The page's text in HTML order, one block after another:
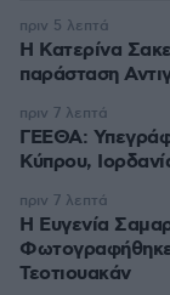
Η Κατερίνα
παράσταση
πριν 5 λεπτά
ΓΕΕΘΑ:
Κύπρου,
πριν 7 λεπτά
Η Ευγενία
Φωτογραφήθηκε
Τεοτιουακάν
πριν 7 λεπτά